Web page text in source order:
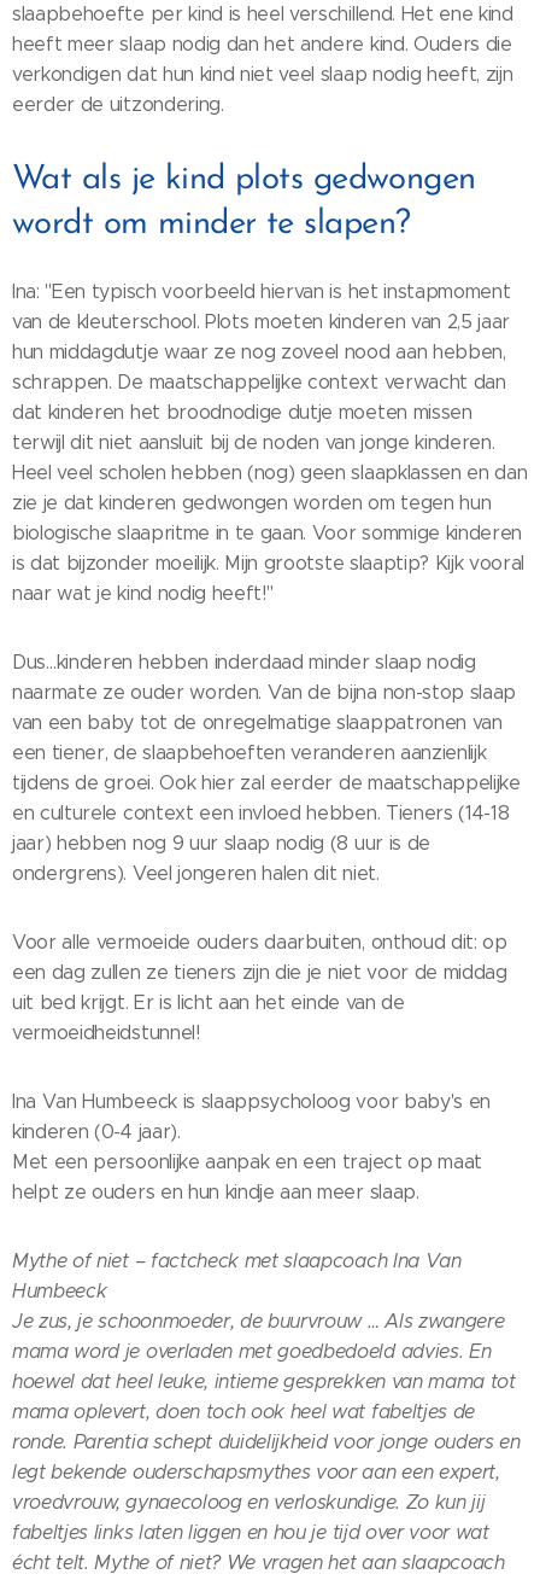
slaapbehoefte per kind is heel verschillend. Het ene kind
heeft meer slaap nodig dan het andere kind. Ouders die
verkondigen dat hun kind niet veel slaap nodig heeft, zijn
eerder de uitzondering.
Wat als je kind plots gedwongen
wordt om minder te slapen?
Ina: "Een typisch voorbeeld hiervan is het instapmoment
van de kleuterschool. Plots moeten kinderen van 2,5 jaar
hun middagdutje waar ze nog zoveel nood aan hebben,
schrappen. De maatschappelijke context verwacht dan
dat kinderen het broodnodige dutje moeten missen
terwijl dit niet aansluit bij de noden van jonge kinderen.
Heel veel scholen hebben (nog) geen slaapklassen en dan
zie je dat kinderen gedwongen worden om tegen hun
biologische slaapritme in te gaan. Voor sommige kinderen
is dat bijzonder moeilijk. Mijn grootste slaaptip? Kijk vooral
naar wat je kind nodig heeft!"
Dus…kinderen hebben inderdaad minder slaap nodig
naarmate ze ouder worden. Van de bijna non-stop slaap
van een baby tot de onregelmatige slaappatronen van
een tiener, de slaapbehoeften veranderen aanzienlijk
tijdens de groei. Ook hier zal eerder de maatschappelijke
en culturele context een invloed hebben. Tieners (14-18
jaar) hebben nog 9 uur slaap nodig (8 uur is de
ondergrens). Veel jongeren halen dit niet.
Voor alle vermoeide ouders daarbuiten, onthoud dit: op
een dag zullen ze tieners zijn die je niet voor de middag
uit bed krijgt. Er is licht aan het einde van de
vermoeidheidstunnel!
Ina Van Humbeeck is slaappsycholoog voor baby's en
kinderen (0-4 jaar).
Met een persoonlijke aanpak en een traject op maat
helpt ze ouders en hun kindje aan meer slaap.
Mythe of niet – factcheck met slaapcoach Ina Van
Humbeeck
Je zus, je schoonmoeder, de buurvrouw … Als zwangere
mama word je overladen met goedbedoeld advies. En
hoewel dat heel leuke, intieme gesprekken van mama tot
mama oplevert, doen toch ook heel wat fabeltjes de
ronde. Parentia schept duidelijkheid voor jonge ouders en
legt bekende ouderschapsmythes voor aan een expert,
vroedvrouw, gynaecoloog en verloskundige. Zo kun jij
fabeltjes links laten liggen en hou je tijd over voor wat
écht telt. Mythe of niet? We vragen het aan slaapcoach